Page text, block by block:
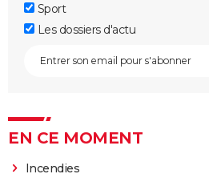
Sport
Les dossiers d'actu
EN CE MOMENT
Incendies